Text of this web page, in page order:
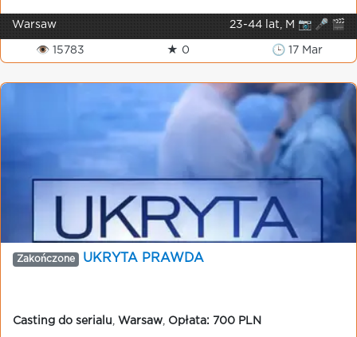
Warsaw 23-44 lat, M 📷 🎤 🎬
👁 15783 ★ 0 🕒 17 Mar
Zakończone UKRYTA PRAWDA
Casting do serialu Warsaw Opłata: 700 PLN